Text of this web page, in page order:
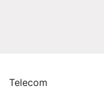
Telecom